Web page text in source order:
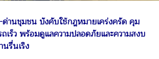
านชุมชน บังคับใช้กฎหมายเคร่งครัด คุม
เร็ว พร้อมดูแลความปลอดภัยและความสงบ
รื่นเริง